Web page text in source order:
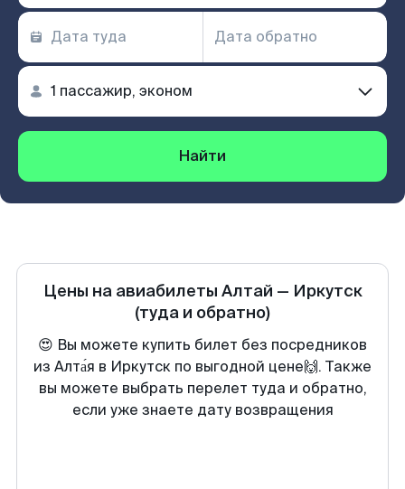
Найти
Цены на авиабилеты Алтай — Иркутск
(туда и обратно)
😍 Вы можете купить билет без посредников
из Алта́я в Иркутск по выгодной цене🙌. Также
вы можете выбрать перелет туда и обратно,
если уже знаете дату возвращения